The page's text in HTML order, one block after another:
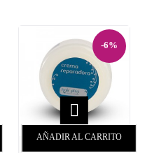
-6%

AÑADIR AL CARRITO